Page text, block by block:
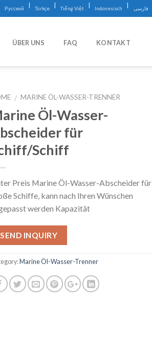
Русский | Türkçe | Tiếng Việt | Indonesisch | فارسی
ÜBER UNS FAQ KONTAKT
/ MARINE ÖL-WASSER-TRENNER
Öl-Wasser-
für
Schiff
Preis Marine Öl-Wasser-Abscheider für
Schiffe, kann nach Ihren Wünschen
werden Kapazität
SEND INQUIRY
Marine Öl-Wasser-Trenner